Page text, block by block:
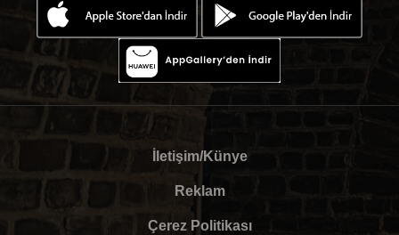
İletişim/Künye
Reklam
Çerez Politikası